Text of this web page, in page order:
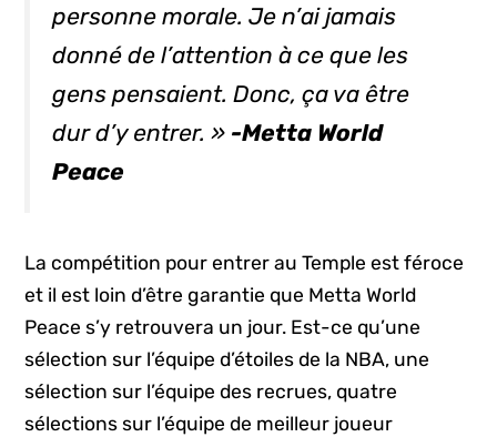
personne morale. Je n’ai jamais
donné de l’attention à ce que les
gens pensaient. Donc, ça va être
dur d’y entrer. » -Metta World
Peace
La compétition pour entrer au Temple est féroce
et il est loin d’être garantie que Metta World
Peace s’y retrouvera un jour. Est-ce qu’une
sélection sur l’équipe d’étoiles de la NBA, une
sélection sur l’équipe des recrues, quatre
sélections sur l’équipe de meilleur joueur